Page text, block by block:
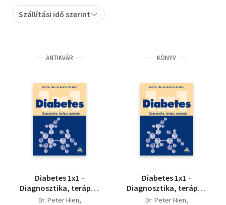
Szakkönyv
Tankönyv, segédkönyv
Társadalomtudomány
Természettudomány
Történelem
Szállítási idő szerint
ANTIKVÁR
Diabetes 1x1 -
Diagnosztika, terápia,
gondozás
Dr. Peter Hien
KÖNYV
Diabetes 1x1 -
Diagnosztika, terápia,
gondozás
Dr. Peter Hien